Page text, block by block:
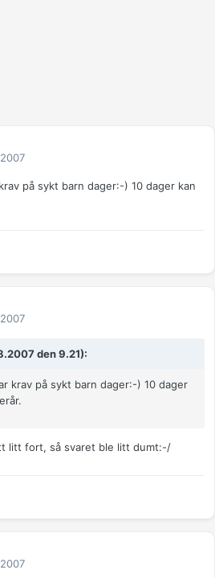
på sykt barn dager:-) 10 dager kan
den 9.21):
krav på sykt barn dager:-) 10 dager
litt fort, så svaret ble litt dumt:-/